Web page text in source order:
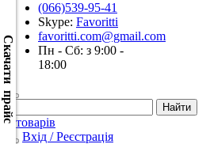
(066)539-95-41
Skype: Favoritti
favoritti.com@gmail.com
Пн - Сб: з 9:00 -
18:00
0 товарів
Вхід / Реєстрація
Скачати прайс
Скачать
XML
(Розн.)
Скачать
XML
(Опт)